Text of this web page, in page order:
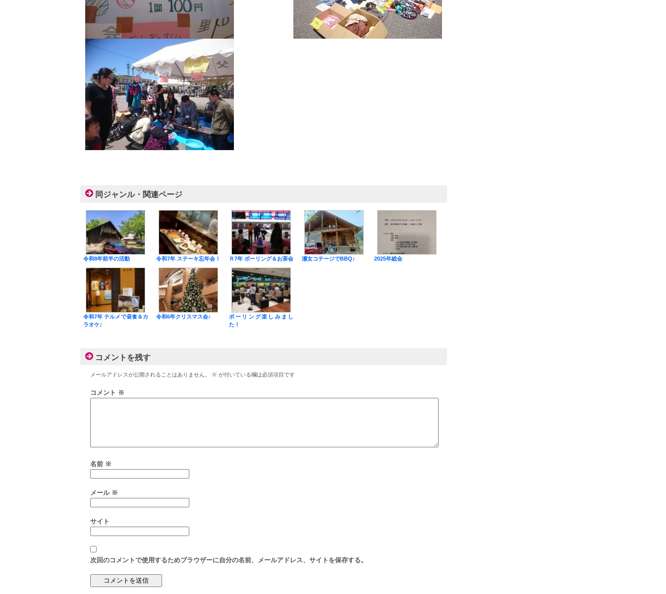
同ジャンル・関連ページ
令和8年前半の活動 令和7年 ステーキ忘年会！ Ｒ7年 ボーリング＆お茶会 瀬女コテージでBBQ♪ 2025年総会
令和7年 テルメで昼食＆カ
ラオケ♪
令和6年クリスマス会♪
ボーリング楽しみまし
た！
コメントを残す
メールアドレスが公開されることはありません。 ※ が付いている欄は必須項目です
コメント ※
名前 ※
メール ※
サイト
次回のコメントで使用するためブラウザーに自分の名前、メールアドレス、サイトを保存する。